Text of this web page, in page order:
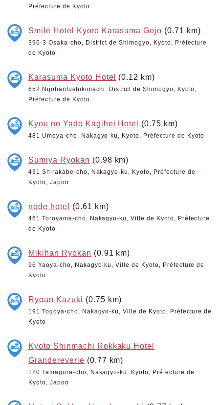
Préfecture de Kyoto
Smile Hotel Kyoto Karasuma Gojo (0.71 km)
396-3 Osaka-cho, District de Shimogyo, Kyoto, Préfecture
de Kyoto
Karasuma Kyoto Hotel (0.12 km)
652 Nijōhanfushikimachi, District de Shimogyo, Kyoto,
Préfecture de Kyoto
Kyou no Yado Kagihei Hotel (0.75 km)
481 Umeya-cho, Nakagyo-ku, Kyoto, Préfecture de Kyoto
Sumiya Ryokan (0.98 km)
431 Shirakabe-cho, Nakagyo-ku, Kyoto, Préfecture de
Kyoto, Japon
node hotel (0.61 km)
461 Toroyama-cho, Nakagyo-ku, Ville de Kyoto, Préfecture
de Kyoto
Mikihan Ryokan (0.91 km)
96 Yaoya-cho, Nakagyo-ku, Ville de Kyoto, Préfecture de
Kyoto
Ryoan Kazuki (0.75 km)
191 Togoya-cho, Nakagyo-ku, Ville de Kyoto, Préfecture de
Kyoto
Kyoto Shinmachi Rokkaku Hotel
Grandereverie (0.77 km)
120 Tamagura-cho, Nakagyo-ku, Kyoto, Préfecture de
Kyoto, Japon